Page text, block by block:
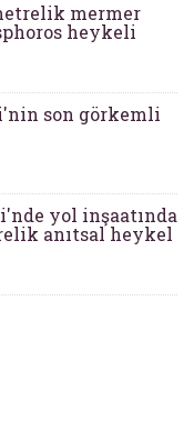
mermer
heykeli
son görkemli
yol inşaatında
anıtsal heykel